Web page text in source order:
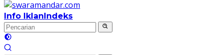
Info IklanIndeks